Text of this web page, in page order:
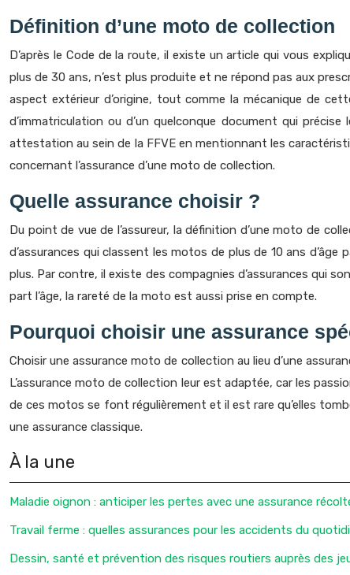
Définition d’une moto de collection
D’après le Code de la route, il existe un article qui vous
plus de 30 ans, n’est plus produite et ne répond pas aux
aspect extérieur d’origine, tout comme la mécanique de
d’immatriculation ou d’un quelconque document qui
attestation au sein de la FFVE en mentionnant les
concernant l’assurance d’une moto de collection.
Quelle assurance choisir ?
Du point de vue de l’assureur, la définition d’une moto de
d’assurances qui classent les motos de plus de 10 ans
plus. Par contre, il existe des compagnies d’assurances qui
part l’âge, la rareté de la moto est aussi prise en compte.
Pourquoi choisir une assurance
Choisir une assurance moto de collection au lieu d’une
L’assurance moto de collection leur est adaptée, car les
de ces motos se font régulièrement et il est rare qu’elles
une assurance classique.
À la une
Maladie oignon : anticiper les pertes avec une assurance
Travail ferme : quelles assurances pour les accidents du
Dessin, santé et prévention des risques routiers auprès des